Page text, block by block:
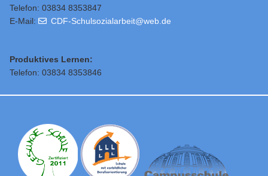
Telefon: 03834 8353847
E-Mail:
CDF-Schulsozialarbeit@web.de
Produktives Lernen:
Telefon: 03834 8353846